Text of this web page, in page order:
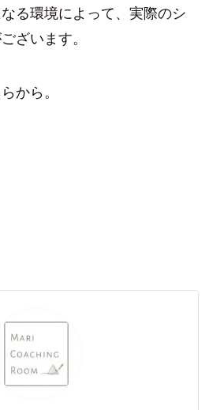
る環境によって、実際のシ
ざいます。
から。